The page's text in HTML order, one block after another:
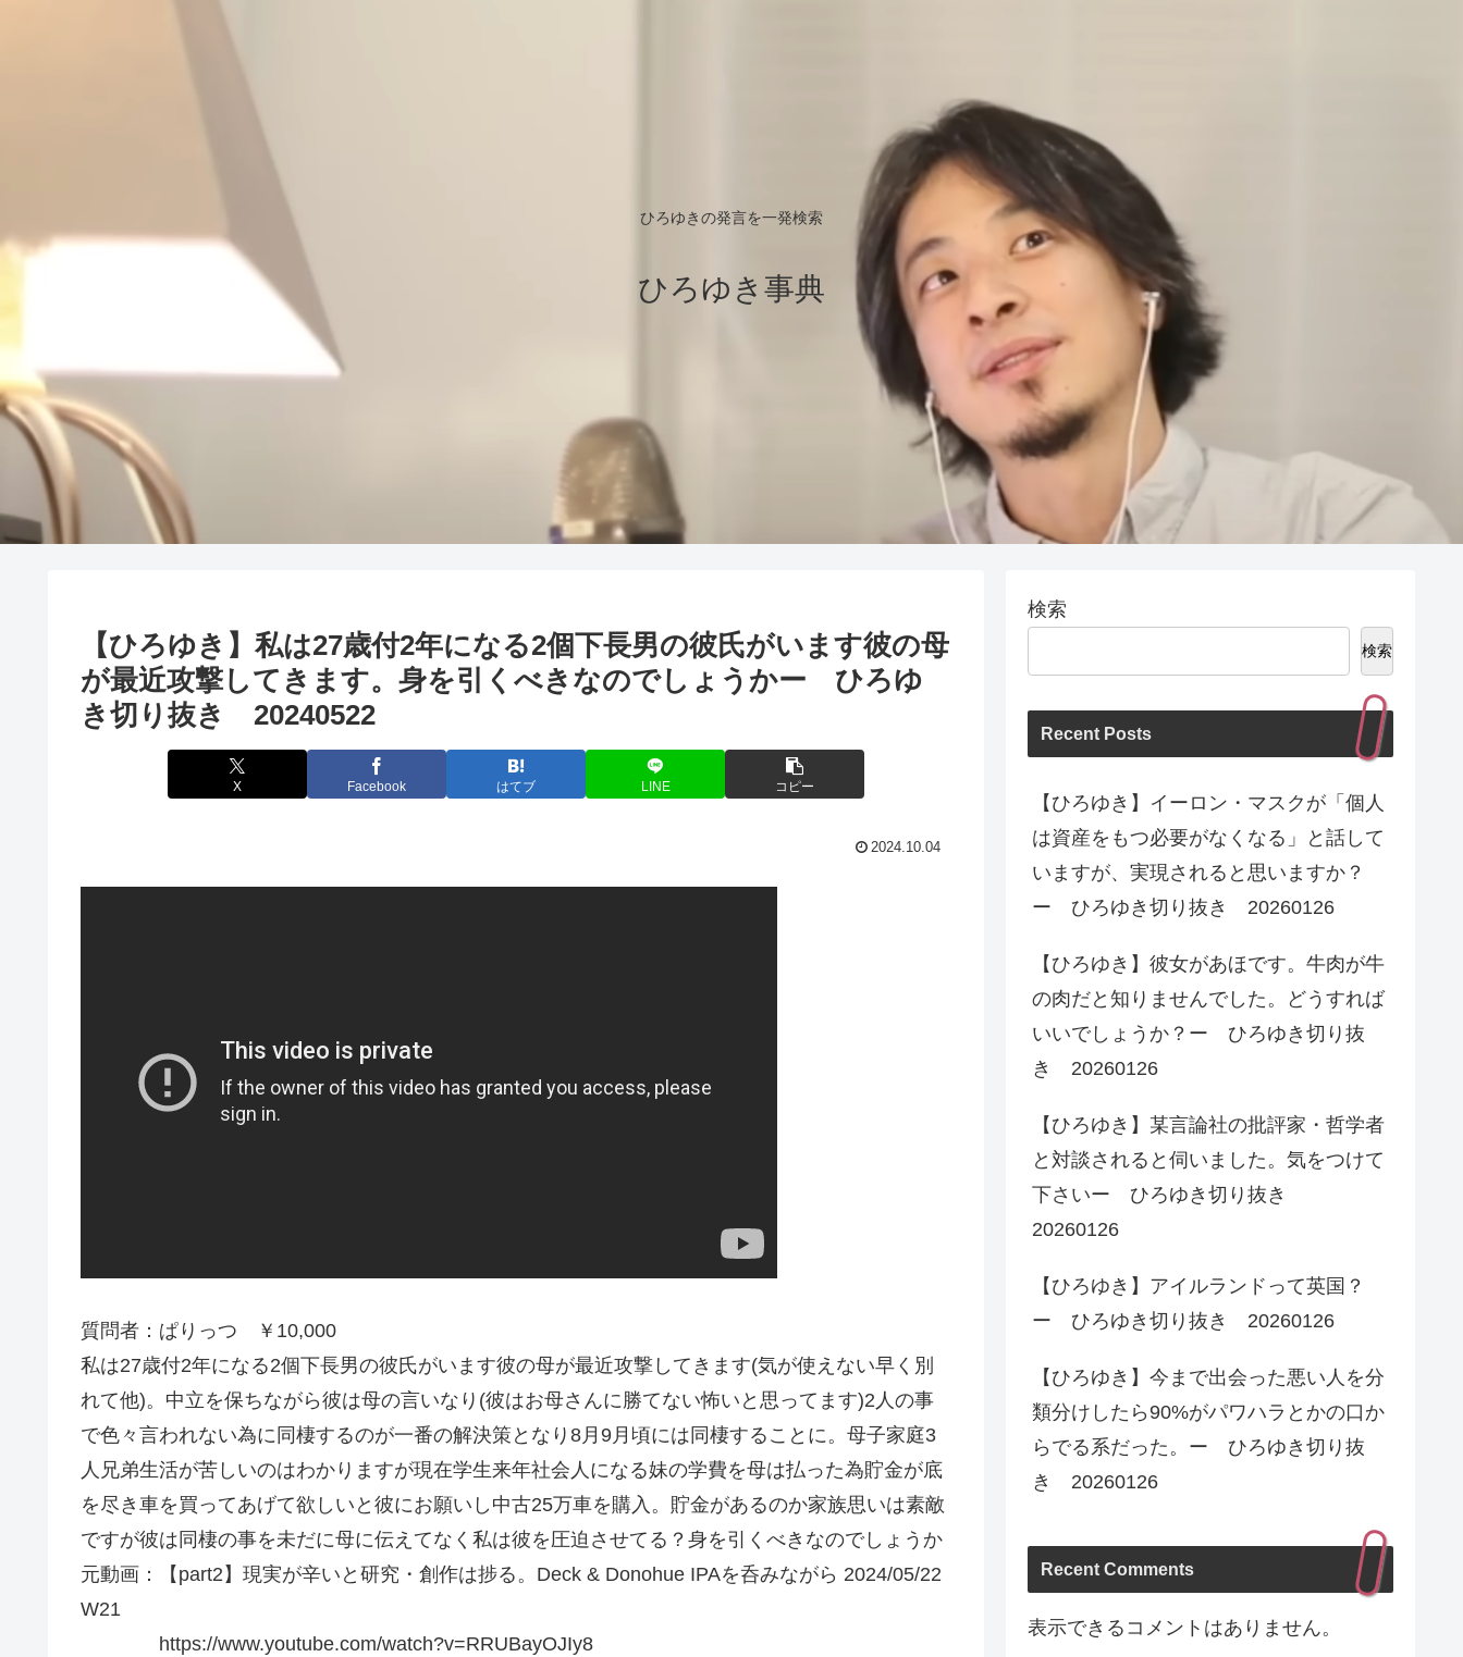
ひろゆきの発言を一発検索
ひろゆき事典
【ひろゆき】私は27歳付2年になる2個下長男の彼氏がいます彼の母
が最近攻撃してきます。身を引くべきなのでしょうかー ひろゆ
き切り抜き 20240522
X Facebook はてブ LINE コピー
2024.10.04
質問者：ぱりっつ ￥10,000
私は27歳付2年になる2個下長男の彼氏がいます彼の母が最近攻撃してきます(気が使えない早く別
れて他)。中立を保ちながら彼は母の言いなり(彼はお母さんに勝てない怖いと思ってます)2人の事
で色々言われない為に同棲するのが一番の解決策となり8月9月頃には同棲することに。母子家庭3
人兄弟生活が苦しいのはわかりますが現在学生来年社会人になる妹の学費を母は払った為貯金が底
を尽き車を買ってあげて欲しいと彼にお願いし中古25万車を購入。貯金があるのか家族思いは素敵
ですが彼は同棲の事を未だに母に伝えてなく私は彼を圧迫させてる？身を引くべきなのでしょうか
元動画：【part2】現実が辛いと研究・創作は捗る。Deck & Donohue IPAを呑みながら 2024/05/22
W21
https://www.youtube.com/watch?v=RRUBayOJIy8
検索
検索
Recent Posts
【ひろゆき】イーロン・マスクが「個人
は資産をもつ必要がなくなる」と話して
いますが、実現されると思いますか？
ー ひろゆき切り抜き 20260126
【ひろゆき】彼女があほです。牛肉が牛
の肉だと知りませんでした。どうすれば
いいでしょうか？ー ひろゆき切り抜
き 20260126
【ひろゆき】某言論社の批評家・哲学者
と対談されると伺いました。気をつけて
下さいー ひろゆき切り抜き
20260126
【ひろゆき】アイルランドって英国？
ー ひろゆき切り抜き 20260126
【ひろゆき】今まで出会った悪い人を分
類分けしたら90%がパワハラとかの口か
らでる系だった。ー ひろゆき切り抜
き 20260126
Recent Comments
表示できるコメントはありません。